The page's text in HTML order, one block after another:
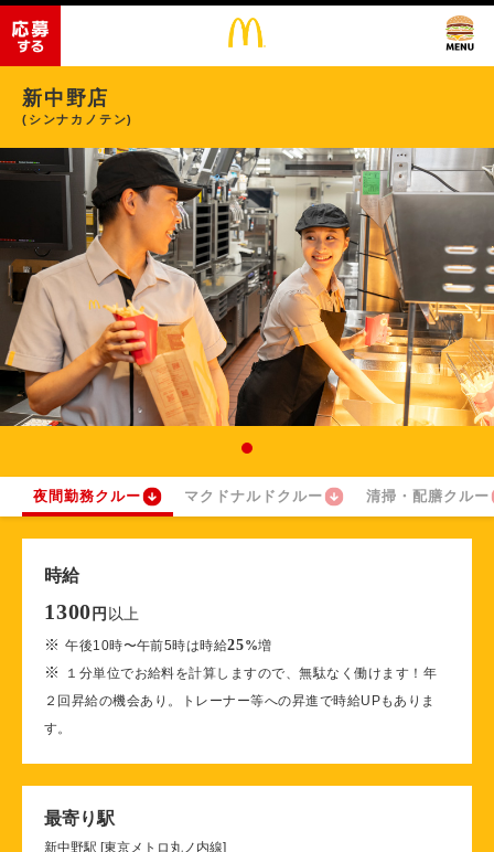
新中野店
(シンナカノテン)
夜間勤務クルー マクドナルドクルー 清掃・配膳クルー
時給
1300 円 以上
※午後10時〜午前5時は時給25%増
※
１分単位でお給料を計算しますので、無駄なく働けます！年
２回昇給の機会あり。トレーナー等への昇進で時給UPもありま
す。
最寄り駅
新中野駅 [東京メトロ丸ノ内線]